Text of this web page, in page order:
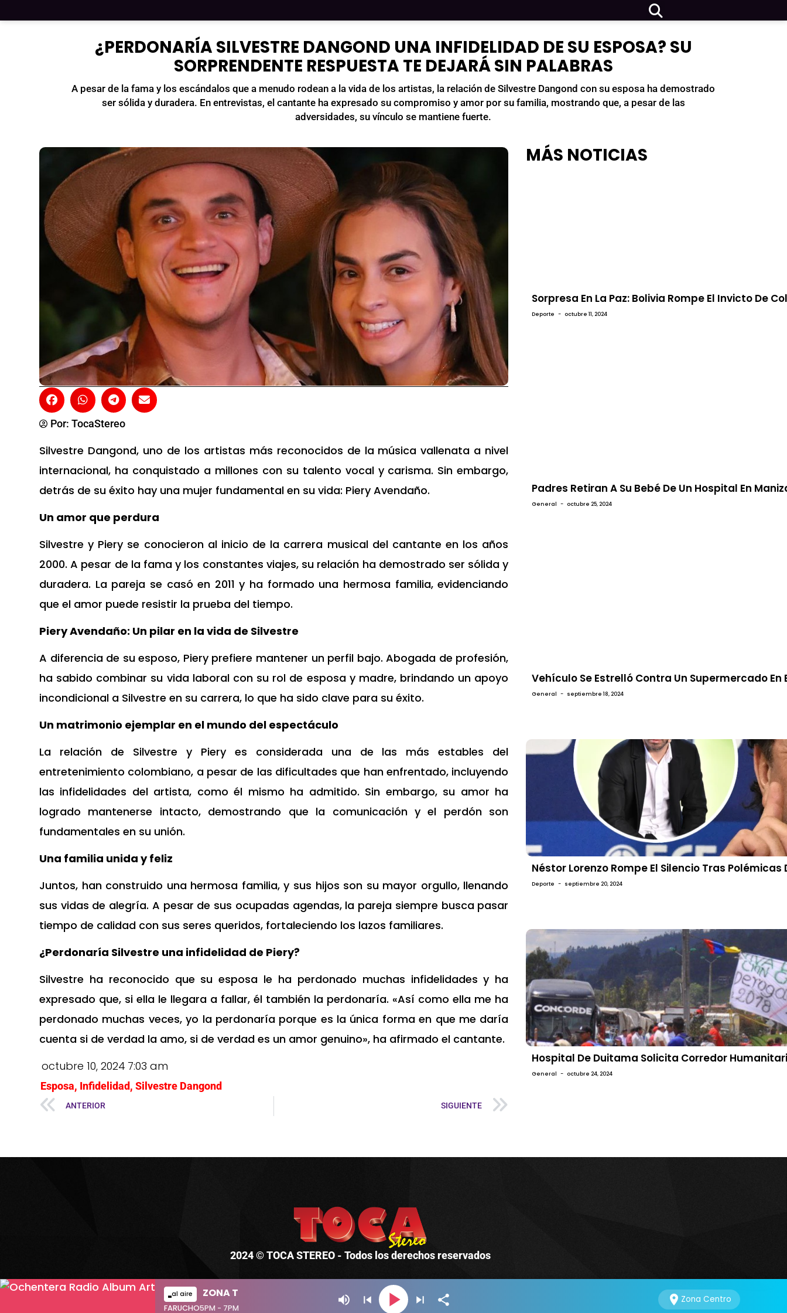
¿PERDONARÍA SILVESTRE DANGOND UNA INFIDELIDAD DE SU ESPOSA? SU
SORPRENDENTE RESPUESTA TE DEJARÁ SIN PALABRAS
A pesar de la fama y los escándalos que a menudo rodean a la vida de los artistas, la relación de Silvestre Dangond con su esposa ha demostrado
ser sólida y duradera. En entrevistas, el cantante ha expresado su compromiso y amor por su familia, mostrando que, a pesar de las
adversidades, su vínculo se mantiene fuerte.
Por: TocaStereo
Silvestre Dangond, uno de los artistas más reconocidos de la música vallenata a nivel
internacional, ha conquistado a millones con su talento vocal y carisma. Sin embargo,
detrás de su éxito hay una mujer fundamental en su vida: Piery Avendaño.
Un amor que perdura
Silvestre y Piery se conocieron al inicio de la carrera musical del cantante en los años
2000. A pesar de la fama y los constantes viajes, su relación ha demostrado ser sólida y
duradera. La pareja se casó en 2011 y ha formado una hermosa familia, evidenciando
que el amor puede resistir la prueba del tiempo.
Piery Avendaño: Un pilar en la vida de Silvestre
A diferencia de su esposo, Piery prefiere mantener un perfil bajo. Abogada de profesión,
ha sabido combinar su vida laboral con su rol de esposa y madre, brindando un apoyo
incondicional a Silvestre en su carrera, lo que ha sido clave para su éxito.
Un matrimonio ejemplar en el mundo del espectáculo
La relación de Silvestre y Piery es considerada una de las más estables del
entretenimiento colombiano, a pesar de las dificultades que han enfrentado, incluyendo
las infidelidades del artista, como él mismo ha admitido. Sin embargo, su amor ha
logrado mantenerse intacto, demostrando que la comunicación y el perdón son
fundamentales en su unión.
Una familia unida y feliz
Juntos, han construido una hermosa familia, y sus hijos son su mayor orgullo, llenando
sus vidas de alegría. A pesar de sus ocupadas agendas, la pareja siempre busca pasar
tiempo de calidad con sus seres queridos, fortaleciendo los lazos familiares.
¿Perdonaría Silvestre una infidelidad de Piery?
Silvestre ha reconocido que su esposa le ha perdonado muchas infidelidades y ha
expresado que, si ella le llegara a fallar, él también la perdonaría. «Así como ella me ha
perdonado muchas veces, yo la perdonaría porque es la única forma en que me daría
cuenta si de verdad la amo, si de verdad es un amor genuino», ha afirmado el cantante.
octubre 10, 2024 7:03 am
Esposa, Infidelidad, Silvestre Dangond
ANTERIOR SIGUIENTE
MÁS NOTICIAS
Sorpresa En La Paz: Bolivia Rompe El Invicto De
Deporte - octubre 11, 2024
Padres Retiran A Su Bebé De Un Hospital En
General - octubre 25, 2024
Vehículo Se Estrelló Contra Un Supermercado En
General - septiembre 18, 2024
Néstor Lorenzo Rompe El Silencio Tras
Deporte - septiembre 20, 2024
Hospital De Duitama Solicita Corredor
General - octubre 24, 2024
2024 © TOCA STEREO - Todos los derechos reservados
al aire ZONA T
FARUCHO5PM - 7PM
volume_up skip_previous play_arrow skip_next share location_on Zona Centro